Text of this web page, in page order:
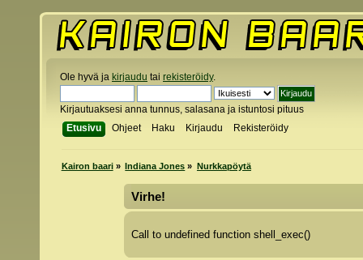
Ole hyvä ja kirjaudu tai rekisteröidy.
Kirjautuaksesi anna tunnus, salasana ja istuntosi pituus
Etusivu
Ohjeet Haku Kirjaudu Rekisteröidy
Kairon baari» Indiana Jones » Nurkkapöytä
Virhe!
Call to undefined function shell_exec()